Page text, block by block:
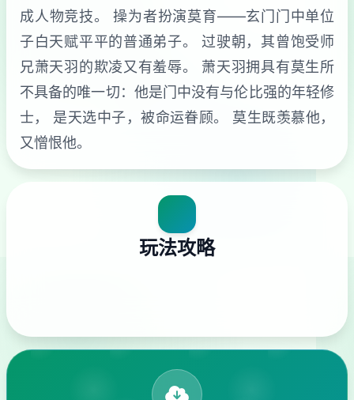
成人物竞技。 操为者扮演莫育——玄门门中单位
子白天赋平平的普通弟子。 过驶朝，其曾饱受师
兄萧天羽的欺凌又有羞辱。 萧天羽拥具有莫生所
不具备的唯一切：他是门中没有与伦比强的年轻修
士， 是天选中子，被命运眷顾。 莫生既羡慕他，
又憎恨他。
玩法攻略